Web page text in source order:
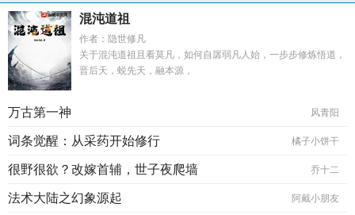
混沌道祖
作者：隐世修凡
关于混沌道祖且看莫凡，如何自孱弱凡人始，一步步修炼悟道，
晋后天，蜕先天，融本源，
万古第一神 风青阳
词条觉醒：从采药开始修行 橘子小饼干
很野很欲？改嫁首辅，世子夜爬墙 乔十二
法术大陆之幻象源起 阿戴小朋友